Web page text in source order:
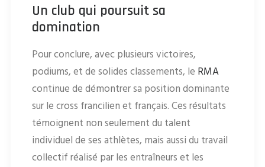
Un club qui poursuit sa
domination
Pour conclure, avec plusieurs victoires,
podiums, et de solides classements, le RMA
continue de démontrer sa position dominante
sur le cross francilien et français. Ces résultats
témoignent non seulement du talent
individuel de ses athlètes, mais aussi du travail
collectif réalisé par les entraîneurs et les